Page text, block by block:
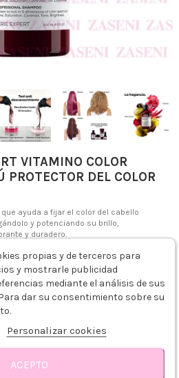
VITAMINO COLOR
DEL COLOR
ayuda a fijar el color del cabello
y potenciando su brillo,
y duradero.
Añadir al carrito
hábiles
empleoDetalles del producto
propias y de terceros para
y mostrarle publicidad
mediante el análisis de sus
dar su consentimiento sobre su
Personalizar cookies
ACEPTO